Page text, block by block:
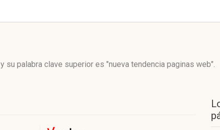
y su palabra clave superior es "nueva tendencia paginas web".